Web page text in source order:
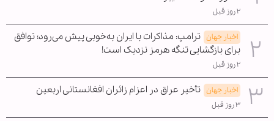
۲ روز قبل
اخبار جهان ترامپ: مذاکرات با ایران به‌خوبی پیش می‌رود؛ توافق
برای بازگشایی تنگه هرمز نزدیک است!
۲ روز قبل
اخبار جهان تأخیر عراق در اعزام زائران افغانستانی اربعین
۳ روز قبل